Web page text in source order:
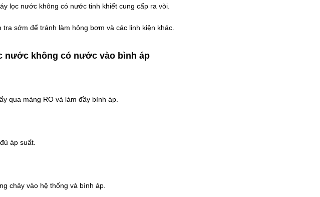
lọc nước không có nước tinh khiết cung cấp ra vòi.
sớm để tránh làm hỏng bơm và các linh kiện khác.
nước không có nước vào bình áp
qua màng RO và làm đầy bình áp.
áp suất.
chảy vào hệ thống và bình áp.